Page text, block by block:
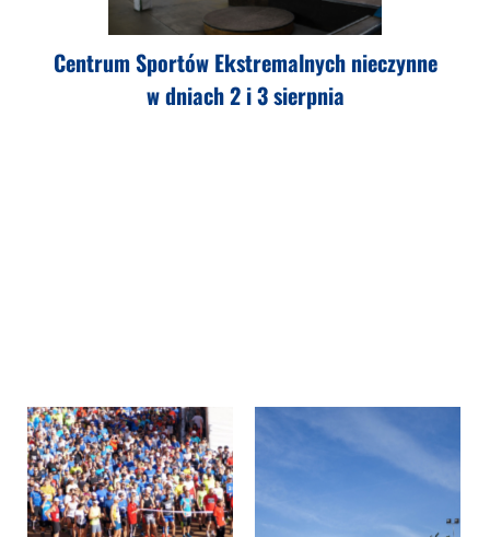
Centrum Sportów Ekstremalnych nieczynne
w dniach 2 i 3 sierpnia